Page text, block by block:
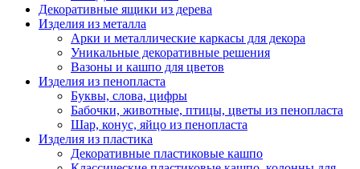
Декоративные ящики из дерева
Изделия из металла
Арки и металлические каркасы для декора
Уникальные декоративные решения
Вазоны и кашпо для цветов
Изделия из пенопласта
Буквы, слова, цифры
Бабочки, животные, птицы, цветы из пенопласта
Шар, конус, яйцо из пенопласта
Изделия из пластика
Декоративные пластиковые кашпо